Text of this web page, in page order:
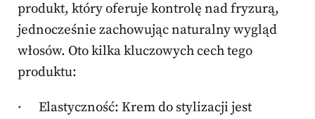
produkt, który oferuje kontrolę nad fryzurą,
jednocześnie zachowując naturalny wygląd
włosów. Oto kilka kluczowych cech tego
produktu:
· Elastyczność: Krem do stylizacji jest